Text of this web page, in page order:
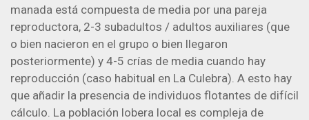
manada está compuesta de media por una pareja
reproductora, 2-3 subadultos / adultos auxiliares (que
o bien nacieron en el grupo o bien llegaron
posteriormente) y 4-5 crías de media cuando hay
reproducción (caso habitual en La Culebra). A esto hay
que añadir la presencia de individuos flotantes de difícil
cálculo. La población lobera local es compleja de